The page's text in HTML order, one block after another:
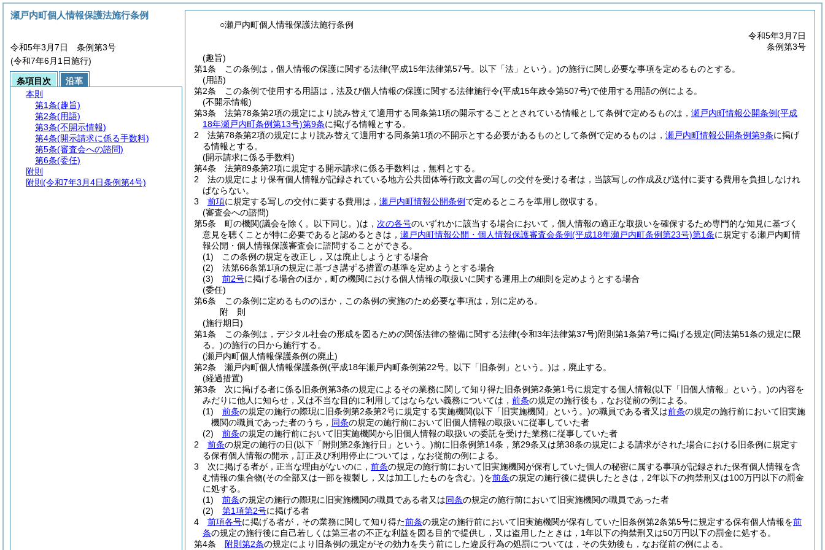
○瀬戸内町個人情報保護法施行条例
令和5年3月7日
条例第3号
(趣旨)
第1条
この条例は，個人情報の保護に関する法律(平成15年法律第57号。以下「法」という。)の施行に関し必要な事項を定めるものとする。
(用語)
第2条
この条例で使用する用語は，法及び個人情報の保護に関する法律施行令(平成15年政令第507号)で使用する用語の例による。
(不開示情報)
第3条
法第78条第2項の規定により読み替えて適用する同条第1項の開示することとされている情報として条例で定めるものは， 瀬戸内町情報公開条例(平成
18年瀬戸内町条例第13号)第9条に掲げる情報とする。
2
法第78条第2項の規定により読み替えて適用する同条第1項の不開示とする必要があるものとして条例で定めるものは， 瀬戸内町情報公開条例第9条に掲げ
る情報とする。
(開示請求に係る手数料)
第4条
法第89条第2項に規定する開示請求に係る手数料は，無料とする。
2
法の規定により保有個人情報が記録されている地方公共団体等行政文書の写しの交付を受ける者は，当該写しの作成及び送付に要する費用を負担しなけれ
ばならない。
3
前項に規定する写しの交付に要する費用は， 瀬戸内町情報公開条例 で定めるところを準用し徴収する。
(審査会への諮問)
第5条
町の機関(議会を除く。以下同じ。)は， 次の各号のいずれかに該当する場合において，個人情報の適正な取扱いを確保するため専門的な知見に基づく
意見を聴くことが特に必要であると認めるときは， 瀬戸内町情報公開・個人情報保護審査会条例(平成18年瀬戸内町条例第23号)第1条に規定する瀬戸内町情
報公開・個人情報保護審査会に諮問することができる。
(1)
この条例の規定を改正し，又は廃止しようとする場合
(2)
法第66条第1項の規定に基づき講ずる措置の基準を定めようとする場合
(3)
前2号に掲げる場合のほか，町の機関における個人情報の取扱いに関する運用上の細則を定めようとする場合
(委任)
第6条
この条例に定めるもののほか，この条例の実施のため必要な事項は，別に定める。
附 則
(施行期日)
第1条
この条例は，デジタル社会の形成を図るための関係法律の整備に関する法律(令和3年法律第37号)附則第1条第7号に掲げる規定(同法第51条の規定に限
る。)の施行の日から施行する。
(瀬戸内町個人情報保護条例の廃止)
第2条
瀬戸内町個人情報保護条例(平成18年瀬戸内町条例第22号。以下「旧条例」という。)は，廃止する。
(経過措置)
第3条
次に掲げる者に係る旧条例第3条の規定によるその業務に関して知り得た旧条例第2条第1号に規定する個人情報(以下「旧個人情報」という。)の内容を
みだりに他人に知らせ，又は不当な目的に利用してはならない義務については， 前条の規定の施行後も，なお従前の例による。
(1)
前条の規定の施行の際現に旧条例第2条第2号に規定する実施機関(以下「旧実施機関」という。)の職員である者又は前条の規定の施行前において旧実施
機関の職員であった者のうち， 同条の規定の施行前において旧個人情報の取扱いに従事していた者
(2)
前条の規定の施行前において旧実施機関から旧個人情報の取扱いの委託を受けた業務に従事していた者
2
前条の規定の施行の日(以下「附則第2条施行日」という。)前に旧条例第14条，第29条又は第38条の規定による請求がされた場合における旧条例に規定す
る保有個人情報の開示，訂正及び利用停止については，なお従前の例による。
3
次に掲げる者が，正当な理由がないのに， 前条の規定の施行前において旧実施機関が保有していた個人の秘密に属する事項が記録された保有個人情報を含
む情報の集合物(その全部又は一部を複製し，又は加工したものを含む。)を前条の規定の施行後に提供したときは，2年以下の拘禁刑又は100万円以下の罰金
に処する。
(1)
前条の規定の施行の際現に旧実施機関の職員である者又は同条の規定の施行前において旧実施機関の職員であった者
(2)
第1項第2号に掲げる者
4
前項各号に掲げる者が，その業務に関して知り得た前条の規定の施行前において旧実施機関が保有していた旧条例第2条第5号に規定する保有個人情報を前
条の規定の施行後に自己若しくは第三者の不正な利益を図る目的で提供し，又は盗用したときは，1年以下の拘禁刑又は50万円以下の罰金に処する。
第4条
附則第2条の規定により旧条例の規定がその効力を失う前にした違反行為の処罰については，その失効後も，なお従前の例による。
瀬戸内町個人情報保護法施行条例
令和5年3月7日 条例第3号
(令和7年6月1日施行)
条項目次
沿革
本則
第1条(趣旨)
第2条(用語)
第3条(不開示情報)
第4条(開示請求に係る手数料)
第5条(審査会への諮問)
第6条(委任)
附則
附則 (令和7年3月4日条例第4号)